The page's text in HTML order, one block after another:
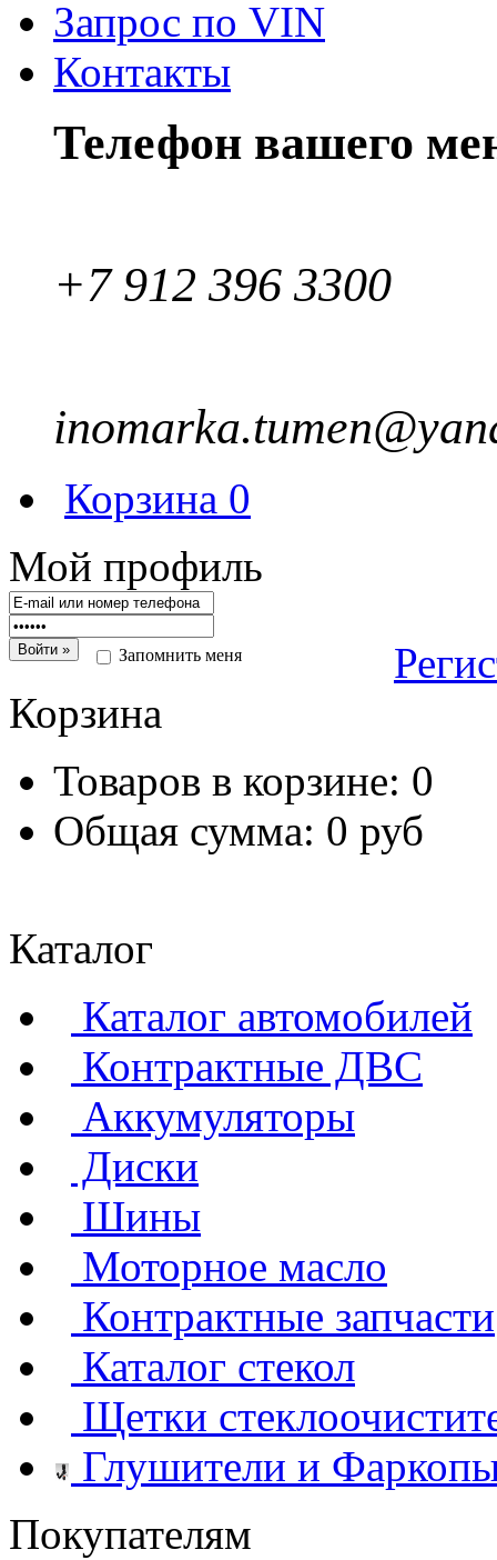
Запрос по VIN
Контакты
Телефон вашего
+7 912 396 3300
Корзина 0
Мой профиль
Запомнить меня
Корзина
Товаров в корзине: 0
Общая сумма: 0 руб
Каталог
Каталог автомобилей
Контрактные ДВС
Аккумуляторы
Диски
Шины
Моторное масло
Контрактные запчасти
Каталог стекол
Щетки
Глушители и
Покупателям